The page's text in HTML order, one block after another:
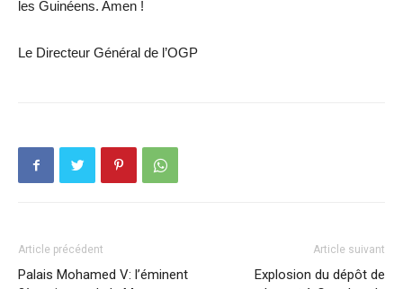
les Guinéens. Amen !
Le Directeur Général de l’OGP
Article précédent
Palais Mohamed V: l’éminent
Article suivant
Explosion du dépôt de